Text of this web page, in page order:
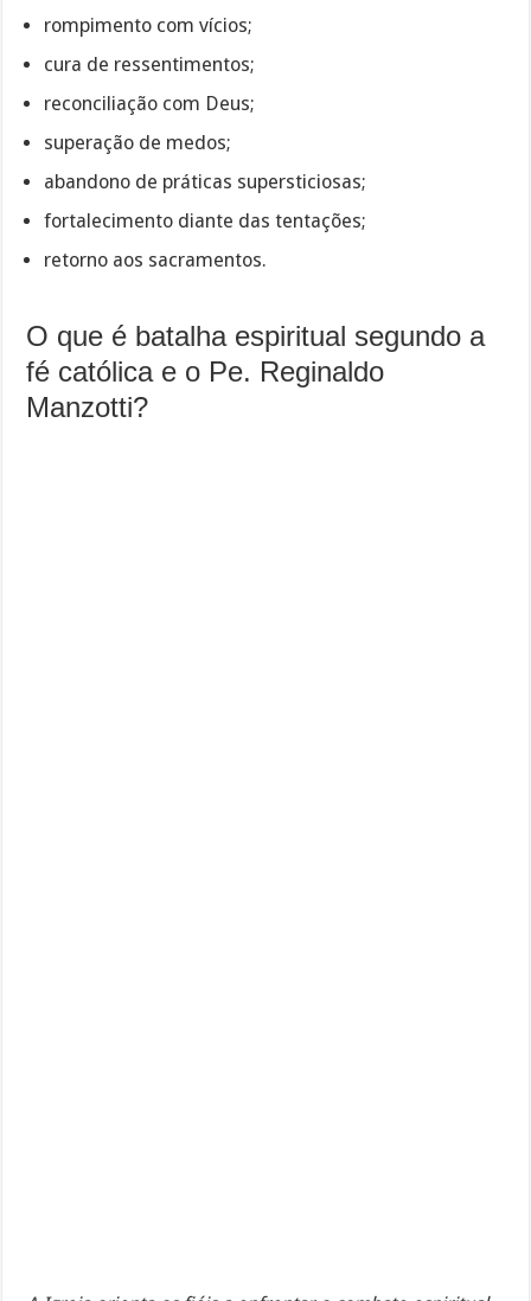
rompimento com vícios;
cura de ressentimentos;
reconciliação com Deus;
superação de medos;
abandono de práticas supersticiosas;
fortalecimento diante das tentações;
retorno aos sacramentos.
O que é batalha espiritual segundo a
fé católica e o Pe. Reginaldo
Manzotti?